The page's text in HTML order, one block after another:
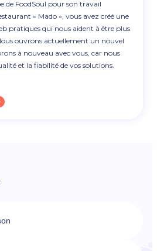
de FoodSoul pour son travail
« Mado », vous avez créé une
pratiques qui nous aident à être plus
ouvrons actuellement un nouvel
à nouveau avec vous, car nous
et la fiabilité de vos solutions.